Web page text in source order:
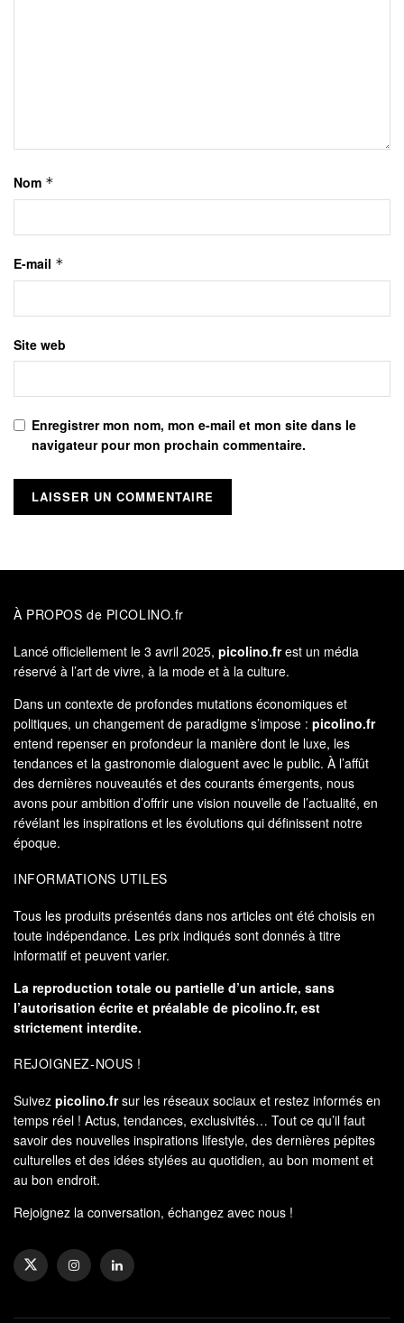
Nom *
E-mail *
Site web
Enregistrer mon nom, mon e-mail et mon site dans le
navigateur pour mon prochain commentaire.
À PROPOS de PICOLINO.fr
Lancé officiellement le 3 avril 2025, picolino.frest un média
réservé à l’art de vivre, à la mode et à la culture.
Dans un contexte de profondes mutations économiques et
politiques, un changement de paradigme s’impose : picolino.fr
entend repenser en profondeur la manière dont le luxe, les
tendances et la gastronomie dialoguent avec le public. À l’affût
des dernières nouveautés et des courants émergents, nous
avons pour ambition d’offrir une vision nouvelle de l’actualité, en
révélant les inspirations et les évolutions qui définissent notre
époque.
INFORMATIONS UTILES
Tous les produits présentés dans nos articles ont été choisis en
toute indépendance. Les prix indiqués sont donnés à titre
informatif et peuvent varier.
La reproduction totale ou partielle d’un article, sans
l’autorisation écrite et préalable de picolino.fr, est
strictement interdite.
REJOIGNEZ-NOUS !
Suivez picolino.frsur les réseaux sociaux et restez informés en
temps réel ! Actus, tendances, exclusivités… Tout ce qu’il faut
savoir des nouvelles inspirations lifestyle, des dernières pépites
culturelles et des idées stylées au quotidien, au bon moment et
au bon endroit.
Rejoignez la conversation, échangez avec nous !